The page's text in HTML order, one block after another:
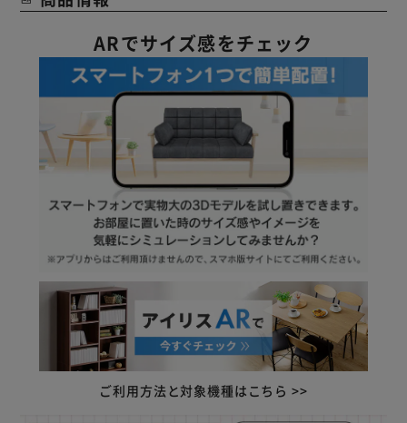
ができません。予めご了承ください。
【超収納ベッド宮無し】
優れた収納力で暮らしを整えるベッドです。
複数の引き出しで効率的に収納ができます。
最小限でシンプルな機能を求める方におすすめな宮無しタイ
プです。
取り出しに手間がかかるフリースペースを最小限に設計して
また、床板のすのこは片面仕様で取り外しが簡単なので、収
納物の出し入れもスムーズです。
マットレスの滑りを防ぐ、滑り止めも付属しています。
★お客様組立★
【超収納ベッド：宮有り】
優れた収納力で暮らしを整えるベッドです。
複数の引き出しで効率的に収納ができます。
2口コンセントが付いています。
ARでサイズ感をチェック
ご利用方法と対象機種はこちら >>